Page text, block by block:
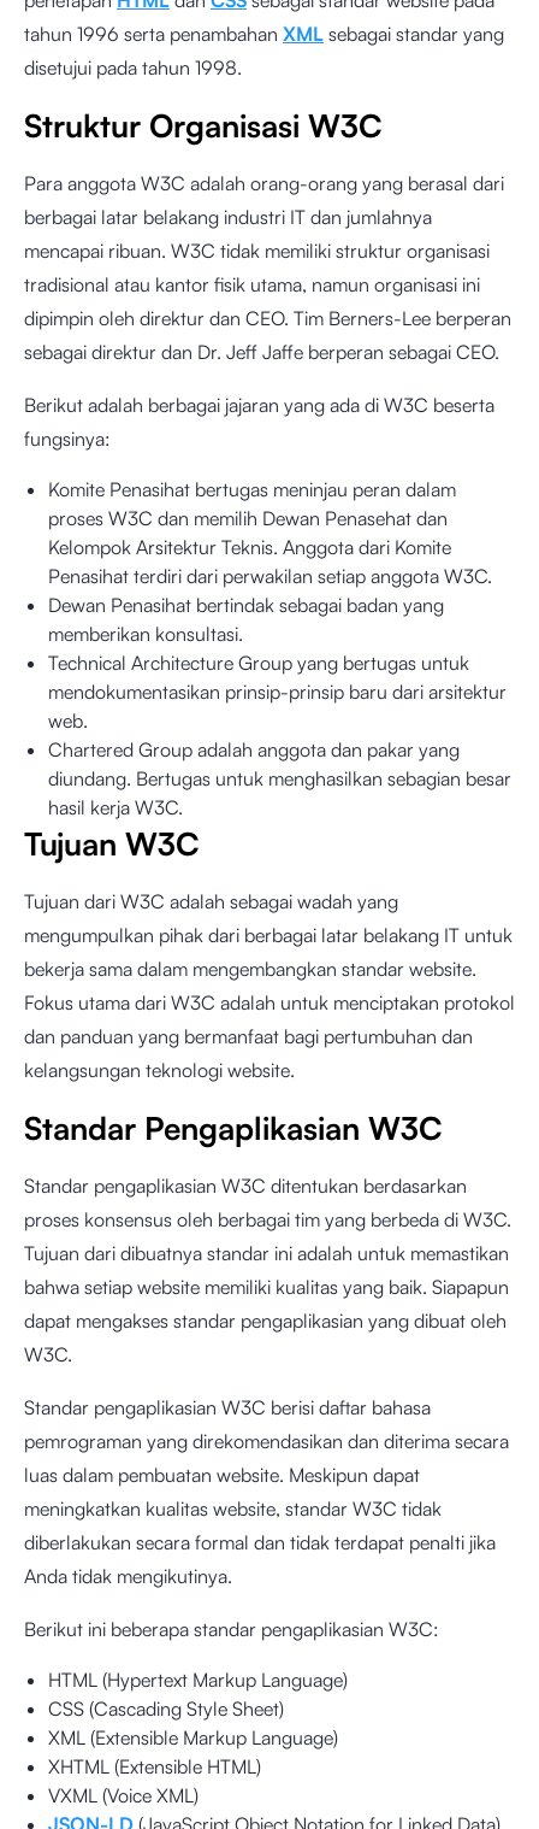
tahun 1996 serta penambahan XML sebagai standar yang
disetujui pada tahun 1998.
Struktur Organisasi W3C
Para anggota W3C adalah orang-orang yang berasal dari
berbagai latar belakang industri IT dan jumlahnya
mencapai ribuan. W3C tidak memiliki struktur organisasi
tradisional atau kantor fisik utama, namun organisasi ini
dipimpin oleh direktur dan CEO. Tim Berners-Lee berperan
sebagai direktur dan Dr. Jeff Jaffe berperan sebagai CEO.
Berikut adalah berbagai jajaran yang ada di W3C beserta
fungsinya:
Komite Penasihat bertugas meninjau peran dalam
proses W3C dan memilih Dewan Penasehat dan
Kelompok Arsitektur Teknis. Anggota dari Komite
Penasihat terdiri dari perwakilan setiap anggota W3C.
Dewan Penasihat bertindak sebagai badan yang
memberikan konsultasi.
Technical Architecture Group yang bertugas untuk
mendokumentasikan prinsip-prinsip baru dari arsitektur
web.
Chartered Group adalah anggota dan pakar yang
diundang. Bertugas untuk menghasilkan sebagian besar
hasil kerja W3C.
Tujuan W3C
Tujuan dari W3C adalah sebagai wadah yang
mengumpulkan pihak dari berbagai latar belakang IT untuk
bekerja sama dalam mengembangkan standar website.
Fokus utama dari W3C adalah untuk menciptakan protokol
dan panduan yang bermanfaat bagi pertumbuhan dan
kelangsungan teknologi website.
Standar Pengaplikasian W3C
Standar pengaplikasian W3C ditentukan berdasarkan
proses konsensus oleh berbagai tim yang berbeda di W3C.
Tujuan dari dibuatnya standar ini adalah untuk memastikan
bahwa setiap website memiliki kualitas yang baik. Siapapun
dapat mengakses standar pengaplikasian yang dibuat oleh
W3C.
Standar pengaplikasian W3C berisi daftar bahasa
pemrograman yang direkomendasikan dan diterima secara
luas dalam pembuatan website. Meskipun dapat
meningkatkan kualitas website, standar W3C tidak
diberlakukan secara formal dan tidak terdapat penalti jika
Anda tidak mengikutinya.
Berikut ini beberapa standar pengaplikasian W3C:
HTML (Hypertext Markup Language)
CSS (Cascading Style Sheet)
XML (Extensible Markup Language)
XHTML (Extensible HTML)
VXML (Voice XML)
JSON-LD (JavaScript Object Notation for Linked Data)